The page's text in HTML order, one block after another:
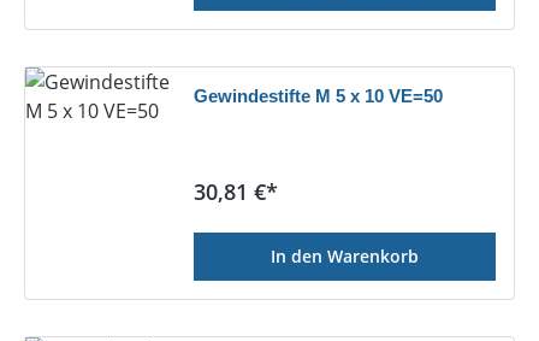
Gewindestifte M 5 x 10 VE=50
Regulärer Preis:
30,81 €*
In den Warenkorb